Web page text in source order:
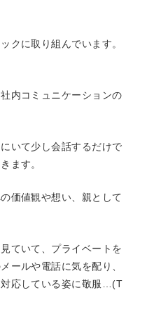
クに取り組んでいます。
内コミュニケーションの
いて少し会話するだけで
ます。
価値観や想い、親として
ていて、プライベートを
ールや電話に気を配り、
応している姿に敬服…(T